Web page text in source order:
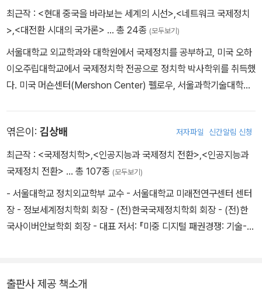
최근작 : <현대 중국을 바라보는 세계의 시선>,<네트워크 국제정치
>,<대전환 시대의 국가론> … 총 24종 (모두보기)
서울대학교 외교학과와 대학원에서 국제정치를 공부하고, 미국 오하
이오주립대학교에서 국제정치학 전공으로 정치학 박사학위를 취득했
다. 미국 머숀센터(Mershon Center) 펠로우, 서울과학기술대학교
는 데 관심을 기울이고 있으며, 특히 안보, 문화, 정보기술, 그리고 국
제정치 이론 분야에서 다양한 주제로 학술지에 논문을 게재해 왔다.
저서로는 『복잡계로 풀어내는 국제정치』(2005)가 있으며, 공동 집
계와 북한의 변화』(2009), 『집단지성의 정치경제』(2011), 『동아시
아의 보편성과 특수성』(2014), 『장소와 의미』(2017), 『사이버 안보
의 국제정치학적 지평』(2018) 등이 있다.
엮은이: 김상배 저자파일 신간알림 신청
최근작 : <국제정치학>,<인공지능과 국제정치 전환>,<인공지능과
국제정치 전환> … 총 107종 (모두보기)
- 서울대학교 정치외교학부 교수 - 서울대학교 미래전연구센터 센터
장 - 정보세계정치학회 회장 - (전)한국국제정치학회 회장 - (전)한
국사이버안보학회 회장 - 대표 저서: 『미중 디지털 패권경쟁: 기술-안
출판사 제공 책소개